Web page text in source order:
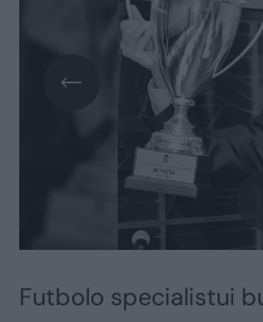
Futbolo specialistui